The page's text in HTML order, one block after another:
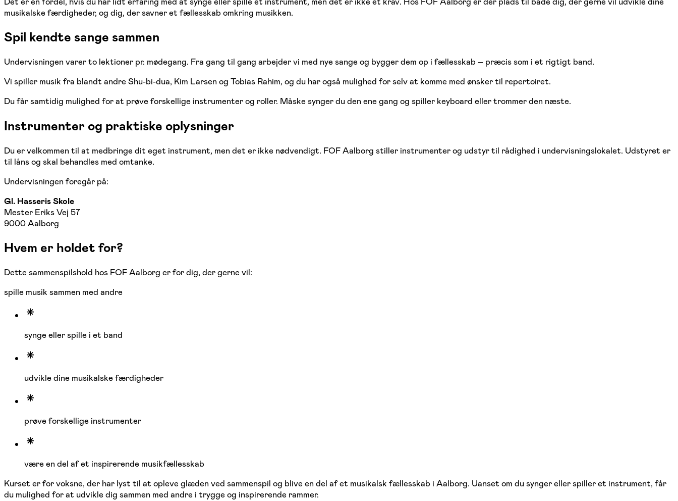
musikalske færdigheder, og dig, der savner et fællesskab omkring musikken.
Spil kendte sange sammen
Undervisningen varer to lektioner pr. mødegang. Fra gang til gang arbejder vi med nye sange og bygger dem op i fællesskab – præcis som i et rigtigt band.
Vi spiller musik fra blandt andre Shu-bi-dua, Kim Larsen og Tobias Rahim, og du har også mulighed for selv at komme med ønsker til repertoiret.
Du får samtidig mulighed for at prøve forskellige instrumenter og roller. Måske synger du den ene gang og spiller keyboard eller trommer den næste.
Instrumenter og praktiske oplysninger
Du er velkommen til at medbringe dit eget instrument, men det er ikke nødvendigt. FOF Aalborg stiller instrumenter og udstyr til rådighed i undervisningslokalet. Udstyret er
til låns og skal behandles med omtanke.
Undervisningen foregår på:
Gl. Hasseris Skole
Mester Eriks Vej 57
9000 Aalborg
Hvem er holdet for?
Dette sammenspilshold hos FOF Aalborg er for dig, der gerne vil:
spille musik sammen med andre
synge eller spille i et band
udvikle dine musikalske færdigheder
prøve forskellige instrumenter
være en del af et inspirerende musikfællesskab
Kurset er for voksne, der har lyst til at opleve glæden ved sammenspil og blive en del af et musikalsk fællesskab i Aalborg. Uanset om du synger eller spiller et instrument, får
du mulighed for at udvikle dig sammen med andre i trygge og inspirerende rammer.